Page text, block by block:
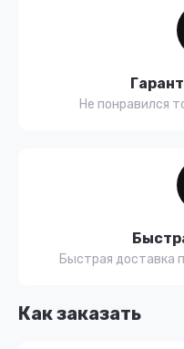
Как заказать
Не понравился
Быстрая доставка